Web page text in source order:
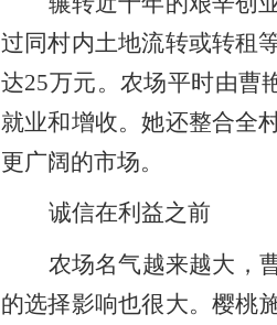
过同村内土地流转或转租
达25万元。农场平时由曹
就业和增收。她还整合全
更广阔的市场。
诚信在利益之前
农场名气越来越大，
的选择影响也很大。樱桃